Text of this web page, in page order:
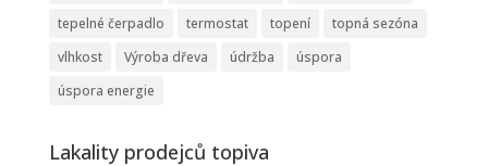
tepelné čerpadlo
termostat topení
topná sezóna
vlhkost
Výroba dřeva údržba
úspora
úspora energie
Lakality prodejců topiva